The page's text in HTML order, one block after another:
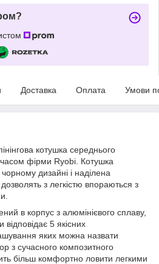
Доставка Оплата Умови
котушка середнього
часом фірми Ryobi. Котушка
дизайні і наділена
з легкістю впораються з
в корпус з алюмінієвого сплаву,
відповідає 5 якісних
яких можна назвати
з сучасного композитного
більш комфортно ловити легкими